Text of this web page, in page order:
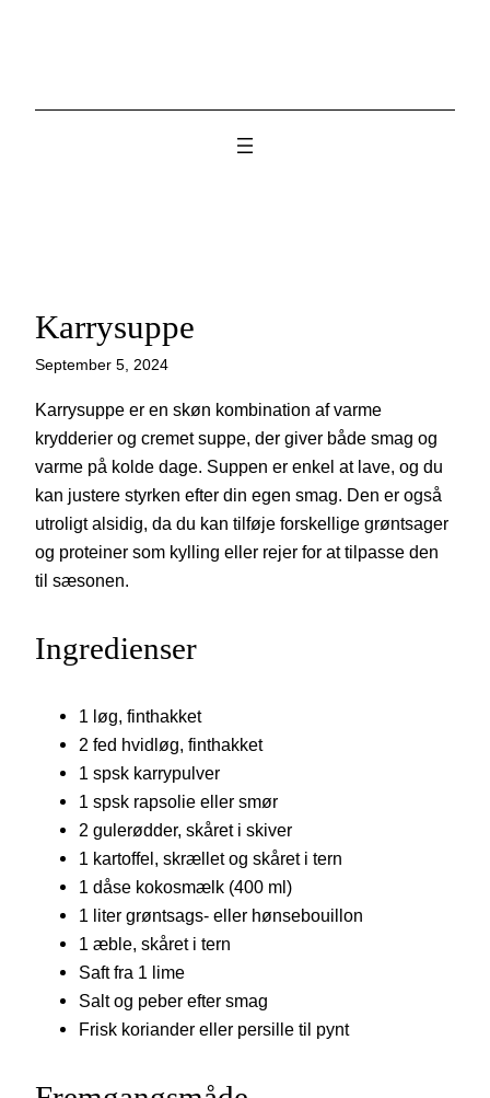
Karrysuppe
September 5, 2024
Karrysuppe er en skøn kombination af varme
krydderier og cremet suppe, der giver både smag og
varme på kolde dage. Suppen er enkel at lave, og du
kan justere styrken efter din egen smag. Den er også
utroligt alsidig, da du kan tilføje forskellige grøntsager
og proteiner som kylling eller rejer for at tilpasse den
til sæsonen.
Ingredienser
1 løg, finthakket
2 fed hvidløg, finthakket
1 spsk karrypulver
1 spsk rapsolie eller smør
2 gulerødder, skåret i skiver
1 kartoffel, skrællet og skåret i tern
1 dåse kokosmælk (400 ml)
1 liter grøntsags- eller hønsebouillon
1 æble, skåret i tern
Saft fra 1 lime
Salt og peber efter smag
Frisk koriander eller persille til pynt